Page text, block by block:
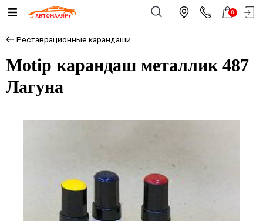
0
Реставрационные карандаши
Motip карандаш металлик 487
Лагуна